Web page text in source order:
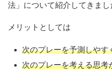
法」について紹介してきまし
メリットとしては
次のプレーを予測しやす
次のプレーを考える思考